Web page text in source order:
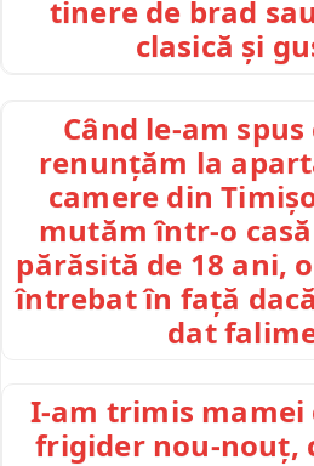
tinere de brad
clasică și
Când le-am
renunțăm la
camere din
mutăm într-o
părăsită de 18 ani,
întrebat în față
dat
I-am trimis mamei
frigider nou-nouț,